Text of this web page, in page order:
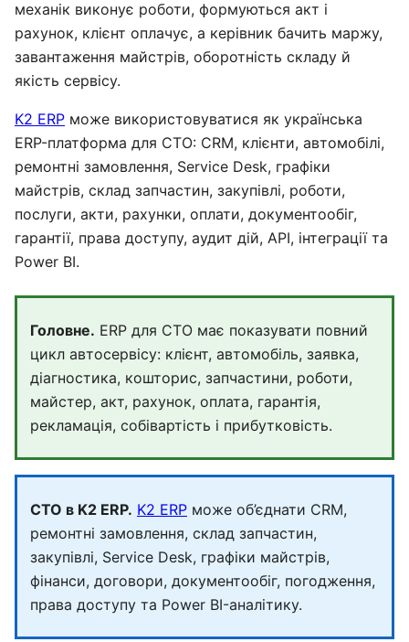
механік виконує роботи, формуються акт і
рахунок, клієнт оплачує, а керівник бачить маржу,
завантаження майстрів, оборотність складу й
якість сервісу.
K2 ERP може використовуватися як українська
ERP-платформа для СТО: CRM, клієнти, автомобілі,
ремонтні замовлення, Service Desk, графіки
майстрів, склад запчастин, закупівлі, роботи,
послуги, акти, рахунки, оплати, документообіг,
гарантії, права доступу, аудит дій, API, інтеграції та
Power BI.
Головне. ERP для СТО має показувати повний
цикл автосервісу: клієнт, автомобіль, заявка,
діагностика, кошторис, запчастини, роботи,
майстер, акт, рахунок, оплата, гарантія,
рекламація, собівартість і прибутковість.
СТО в K2 ERP. K2 ERP може об’єднати CRM,
ремонтні замовлення, склад запчастин,
закупівлі, Service Desk, графіки майстрів,
фінанси, договори, документообіг, погодження,
права доступу та Power BI-аналітику.